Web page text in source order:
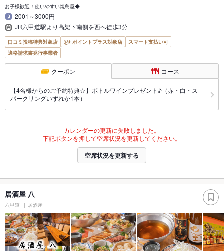
お子様歓迎！使いやすい焼鳥屋◆
2001～3000円
JR六甲道駅より高架下南側を西へ徒歩3分
口コミ投稿特典対象店 ポイントプラス対象店
スマート支払い可
適格請求書発行事業者
クーポン コース
【4名様からのご予約特典☆】ボトルワインプレゼント♪（赤・白・ス
パークリングいずれか1本）
カレンダーの更新に失敗しました。
下記ボタンを押して空席状況を更新してください。
空席状況を更新する
居酒屋 八
六甲道 居酒屋